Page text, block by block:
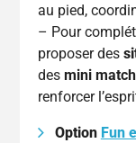
au pied,
– Pour
proposer des
desmini
renforcer
Option Fun